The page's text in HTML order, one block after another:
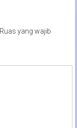
Ruas yang wajib